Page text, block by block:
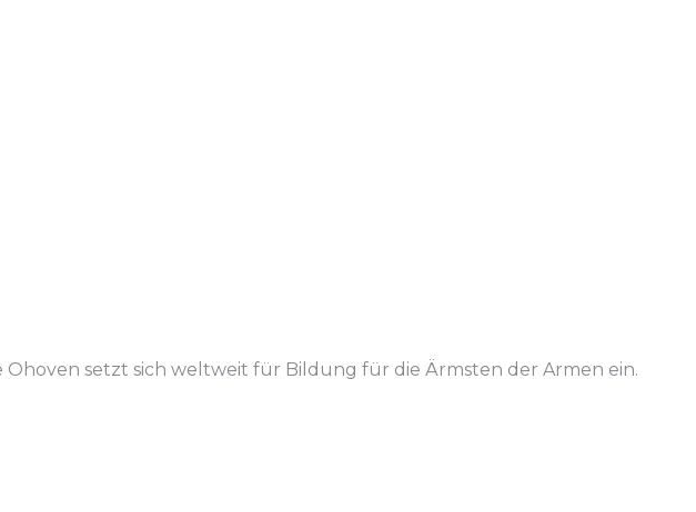
Ohoven setzt sich weltweit für Bildung für die Ärmsten der Armen ein.